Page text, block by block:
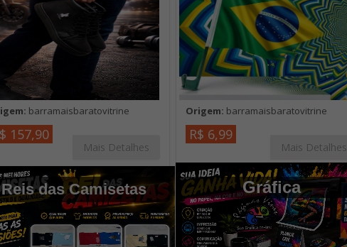
barramaisbaratovitrine
157,90
Mais Detalhes
Reis das Camisetas
Origem: barramaisbaratovitrine
R$ 6,99
Mais Detalhes
Gráfica